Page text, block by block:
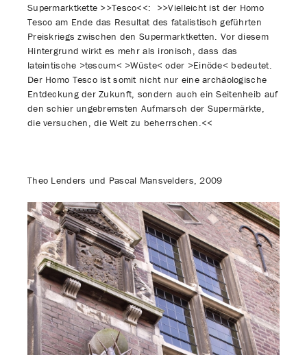
Supermarktkette >>Tesco<<: >>Vielleicht ist der Homo
Tesco am Ende das Resultat des fatalistisch geführten
Preiskriegs zwischen den Supermarktketten. Vor diesem
Hintergrund wirkt es mehr als ironisch, dass das
lateintische >tescum< >Wüste< oder >Einöde< bedeutet.
Der Homo Tesco ist somit nicht nur eine archäologische
Entdeckung der Zukunft, sondern auch ein Seitenheib auf
den schier ungebremsten Aufmarsch der Supermärkte,
die versuchen, die Welt zu beherrschen.<<
Theo Lenders und Pascal Mansvelders, 2009